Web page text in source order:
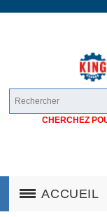
CHERCHEZ
ACCUEIL